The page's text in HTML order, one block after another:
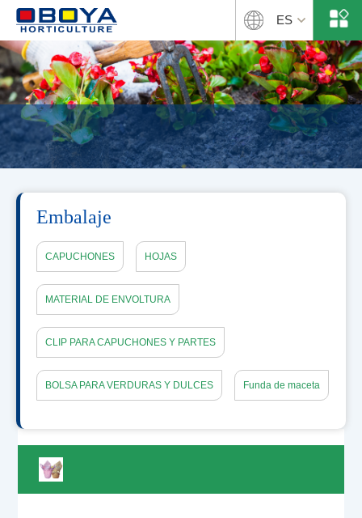
ES
Embalaje
CAPUCHONES HOJAS
MATERIAL DE ENVOLTURA
CLIP PARA CAPUCHONES Y PARTES
BOLSA PARA VERDURAS Y DULCES Funda de maceta